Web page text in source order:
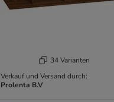
34 Varianten
Verkauf und Versand durch:
Prolenta B.V